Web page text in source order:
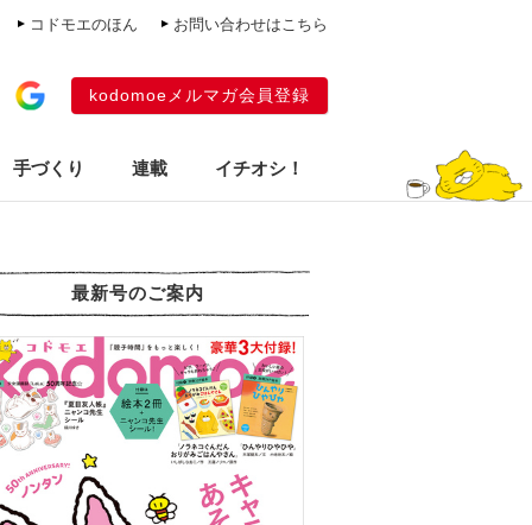
コドモエのほん お問い合わせはこちら
kodomoeメルマガ会員登録
手づくり 連載 イチオシ！
最新号のご案内